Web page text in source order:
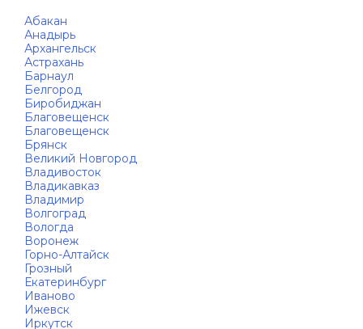
Абакан
Анадырь
Архангельск
Астрахань
Барнаул
Белгород
Биробиджан
Благовещенск
Благовещенск
Брянск
Великий Новгород
Владивосток
Владикавказ
Владимир
Волгоград
Вологда
Воронеж
Горно-Алтайск
Грозный
Екатеринбург
Иваново
Ижевск
Иркутск